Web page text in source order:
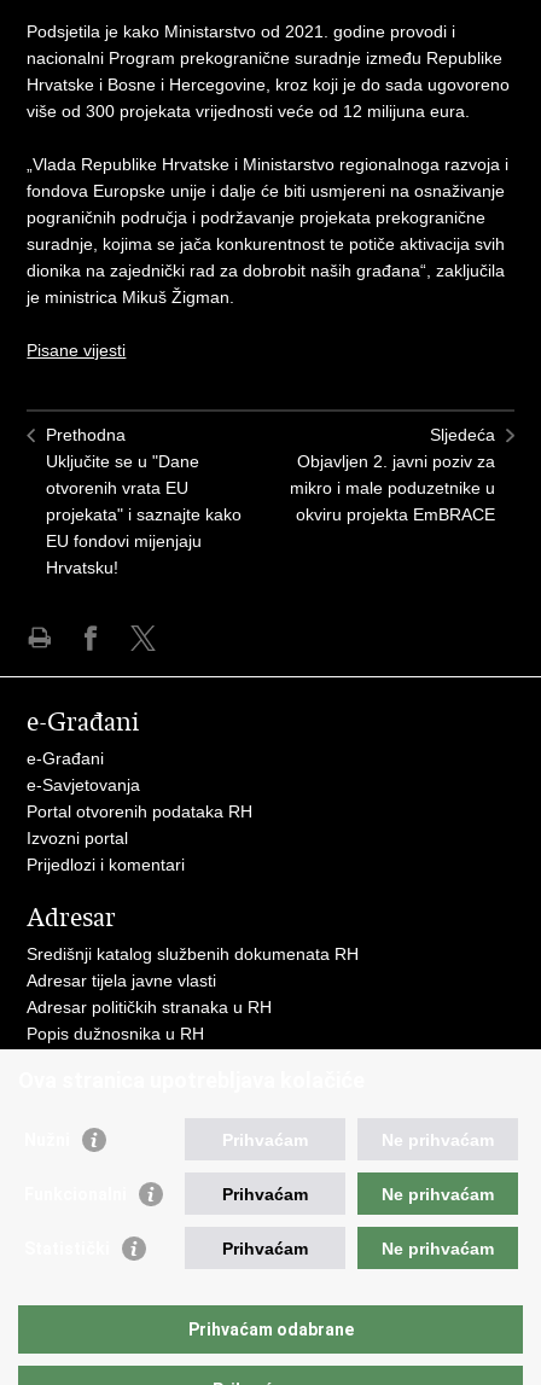
Podsjetila je kako Ministarstvo od 2021. godine provodi i
nacionalni Program prekogranične suradnje između Republike
Hrvatske i Bosne i Hercegovine, kroz koji je do sada ugovoreno
više od 300 projekata vrijednosti veće od 12 milijuna eura.
„Vlada Republike Hrvatske i Ministarstvo regionalnoga razvoja i
fondova Europske unije i dalje će biti usmjereni na osnaživanje
pograničnih područja i podržavanje projekata prekogranične
suradnje, kojima se jača konkurentnost te potiče aktivacija svih
dionika na zajednički rad za dobrobit naših građana“, zaključila
je ministrica Mikuš Žigman.
Pisane vijesti
Prethodna
Uključite se u "Dane
otvorenih vrata EU
projekata" i saznajte kako
EU fondovi mijenjaju
Hrvatsku!
Sljedeća
Objavljen 2. javni poziv za
mikro i male poduzetnike u
okviru projekta EmBRACE
Facebooku
X-
e-Građani
e-Građani
e-Savjetovanja
Portal otvorenih podataka RH
Izvozni portal
Prijedlozi i komentari
Adresar
Središnji katalog službenih dokumenata RH
Adresar tijela javne vlasti
Adresar političkih stranaka u RH
Popis dužnosnika u RH
Važne poveznice
Strukturni i investicijski fondovi
Središnja agencija za financiranje i ugovaranje
Predstavništvo Europske komisije u Hrvatskoj
Europski parlament
Prihvaćam Ne prihvaćam
Prihvaćam Ne prihvaćam
Prihvaćam Ne prihvaćam
Prihvaćam odabrane